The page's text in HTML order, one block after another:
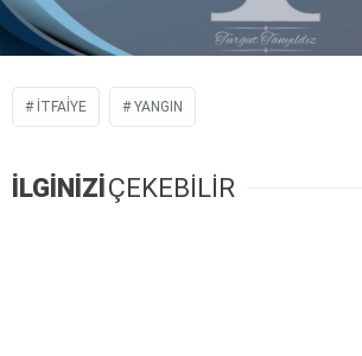
İTFAİYE YANGIN
İLGİNİZİ ÇEKEBİLİR